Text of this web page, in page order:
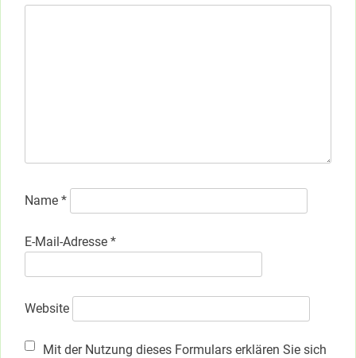
Name *
E-Mail-Adresse *
Website
Mit der Nutzung dieses Formulars erklären Sie sich